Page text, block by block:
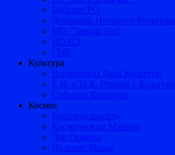
Бийское РО
Донецкий Институт Культуры
МО "Звезды Гор"
ИОЖЭ
ГМР
Культура
Всемирный День Культуры
Е.И. и Н.К. Рерихи о Культуре
События Культуры
Космос
Беспредельность
Космический Магнит
Дар Ориона
Дальние Миры